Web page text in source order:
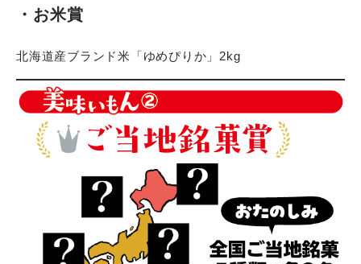
・お米賞
北海道産ブランド米「ゆめぴりか」2kg